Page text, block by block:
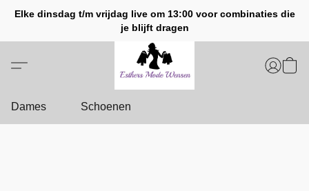
Elke dinsdag t/m vrijdag live om 13:00 voor combinaties die
je blijft dragen
Dames Schoenen